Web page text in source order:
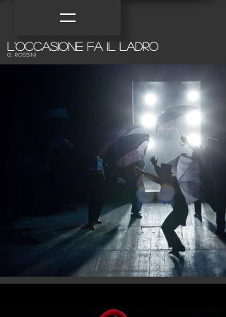
L'occasione fa il ladro
G. Rossini